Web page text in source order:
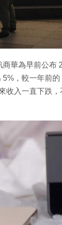
商華為早前公
，較一年前
收入一直下跌